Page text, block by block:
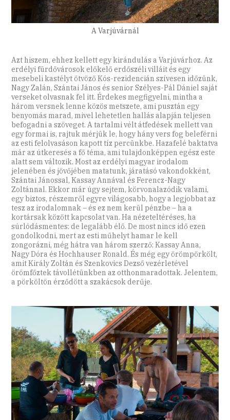
A Varjúvárnál
Azt hiszem, ehhez kellett egy kirándulás a Varjúvárhoz. Az
erdélyi fürdővárosok előkelő erdőszéli villáit és egy
mesebeli kastélyt ötvöző Kós-rezidencián szívesen időzünk,
Nagy Zalán, Szántai János és senior Szélyes-Pál Dániel saját
verseket olvasnak fel itt. Érdekes megfigyelni, mintha a
három versnek lenne közös metszete, ami pusztán egy
benyomás marad, mivel lehetetlen hallás alapján teljesen
befogadni a szöveget. A tartalmi vélt átfedések mellett van
egy formai is, rajtuk mérjük le, hogy hány vers fog beleférni
az esti felolvasáson kapott tíz percünkbe. Hazafelé baktatva
már az útkeresés a fő téma, ami tulajdonképpen egész este
alatt sem változik. Most az erdélyi magyar irodalom
jelenében és jövőjében matatunk, járatásó vakondokként,
Szántai Jánossal, Kassay Annával és Ferencz-Nagy
Zoltánnal. Ekkor már úgy sejtem, körvonalazódik valami,
egy biztos, részemről egyre világosabb, hogy a legjobbat az
tesz az irodalomnak – és ez nem kerül pénzbe – ha a
kortársak között kapcsolat van. Ha nézeteltéréses, ha
súrlódásmentes: de legalább élő. De most nincs idő ezen
gondolkodni, mert az esti műhelyt hamar le kell
zongorázni, még hátra van három szerző: Kassay Anna,
Nagy Dóra és Hochhauser Ronald. És még egy örömpörkölt,
amit Király Zoltán és Szenkovics Dezső vezérletével
örömfőztek távollétünkben az otthonmaradottak. Jelentem,
a pörköltön érződött a szakácsok derűje.